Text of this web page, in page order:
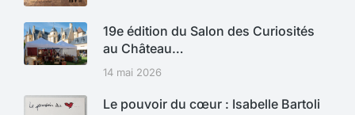
19e édition du Salon des Curiosités
au Château…
14 mai 2026
Le pouvoir du cœur : Isabelle Bartoli